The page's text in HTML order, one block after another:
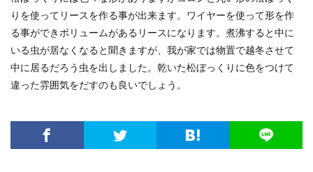
りを使ってリースを作る事が出来ます。ワイヤーを使って形を作
る事ができボリュームがあるリースになります。煮沸すると中に
いる虫が居なくなると聞きますが、我が家では物置で越冬させて
中に居るだろう虫を出しました。乾いた松ぼっくりに色をつけて
違った雰囲気をだすのも良いでしょう。